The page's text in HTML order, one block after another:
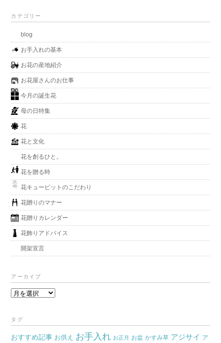
カテゴリー
blog
お手入れの基本
お花の産地紹介
お花屋さんのお仕事
今月の誕生花
母の日特集
花
花と文化
花を創るひと。
花を贈る時
花キューピットのこだわり
花贈りのマナー
花贈りカレンダー
花飾りアドバイス
開架宣言
アーカイブ
ア
カ
イ
ブ
タグ
おすすめ記事 お供え お手入れ お正月 お盆 かすみ草 アジサイ ア